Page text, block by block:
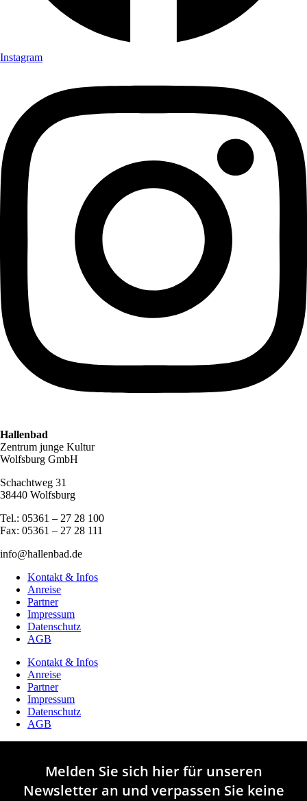
Instagram
Hallenbad
Zentrum junge Kultur
Wolfsburg GmbH
Schachtweg 31
38440 Wolfsburg
Tel.: 05361 – 27 28 100
Fax: 05361 – 27 28 111
info@hallenbad.de
Kontakt & Infos
Anreise
Partner
Impressum
Datenschutz
AGB
Kontakt & Infos
Anreise
Partner
Impressum
Datenschutz
AGB